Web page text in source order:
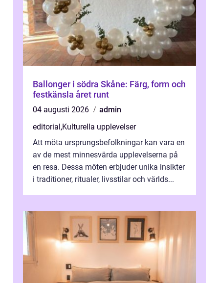
Ballonger i södra Skåne: Färg, form och
festkänsla året runt
04 augusti 2026
admin
editorial ,Kulturella upplevelser
Att möta ursprungsbefolkningar kan vara en
av de mest minnesvärda upplevelserna på
en resa. Dessa möten erbjuder unika insikter
i traditioner, ritualer, livsstilar och världs...